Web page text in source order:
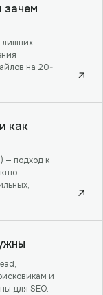
зачем
лишних
на 20-
↗
как
— подход к
↗
и
для SEO.